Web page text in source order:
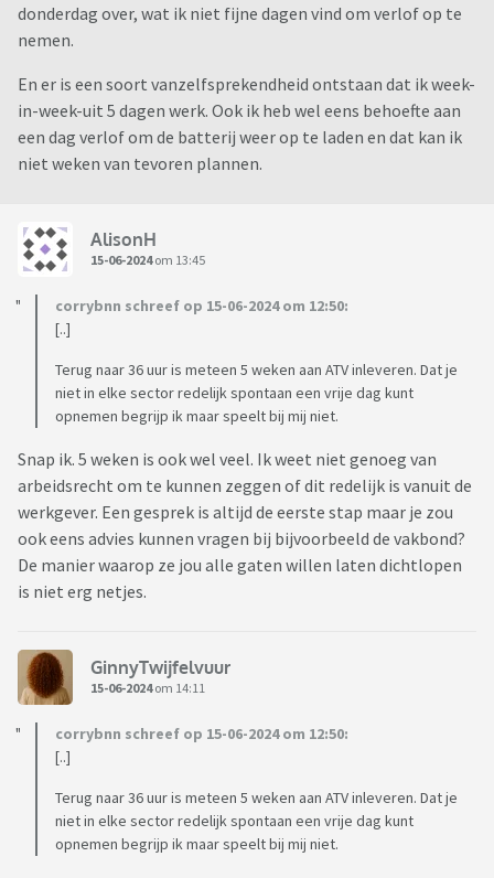
donderdag over, wat ik niet fijne dagen vind om verlof op te
nemen.
En er is een soort vanzelfsprekendheid ontstaan dat ik week-
in-week-uit 5 dagen werk. Ook ik heb wel eens behoefte aan
een dag verlof om de batterij weer op te laden en dat kan ik
niet weken van tevoren plannen.
AlisonH
15-06-2024om 13:45
corrybnn schreef op 15-06-2024 om 12:50:
[..]
Terug naar 36 uur is meteen 5 weken aan ATV inleveren. Dat je
niet in elke sector redelijk spontaan een vrije dag kunt
opnemen begrijp ik maar speelt bij mij niet.
Snap ik. 5 weken is ook wel veel. Ik weet niet genoeg van
arbeidsrecht om te kunnen zeggen of dit redelijk is vanuit de
werkgever. Een gesprek is altijd de eerste stap maar je zou
ook eens advies kunnen vragen bij bijvoorbeeld de vakbond?
De manier waarop ze jou alle gaten willen laten dichtlopen
is niet erg netjes.
GinnyTwijfelvuur
15-06-2024om 14:11
corrybnn schreef op 15-06-2024 om 12:50:
[..]
Terug naar 36 uur is meteen 5 weken aan ATV inleveren. Dat je
niet in elke sector redelijk spontaan een vrije dag kunt
opnemen begrijp ik maar speelt bij mij niet.